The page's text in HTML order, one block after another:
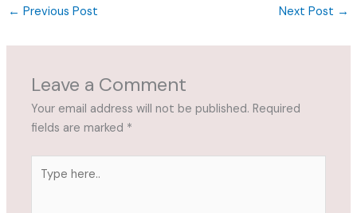
← Previous Post Next Post →
Leave a Comment
Your email address will not be published. Required
fields are marked *
here..